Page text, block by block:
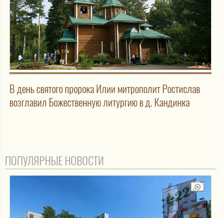
В день святого пророка Илии митрополит Ростислав
возглавил Божественную литургию в д. Кандинка
ПОПУЛЯРНЫЕ НОВОСТИ